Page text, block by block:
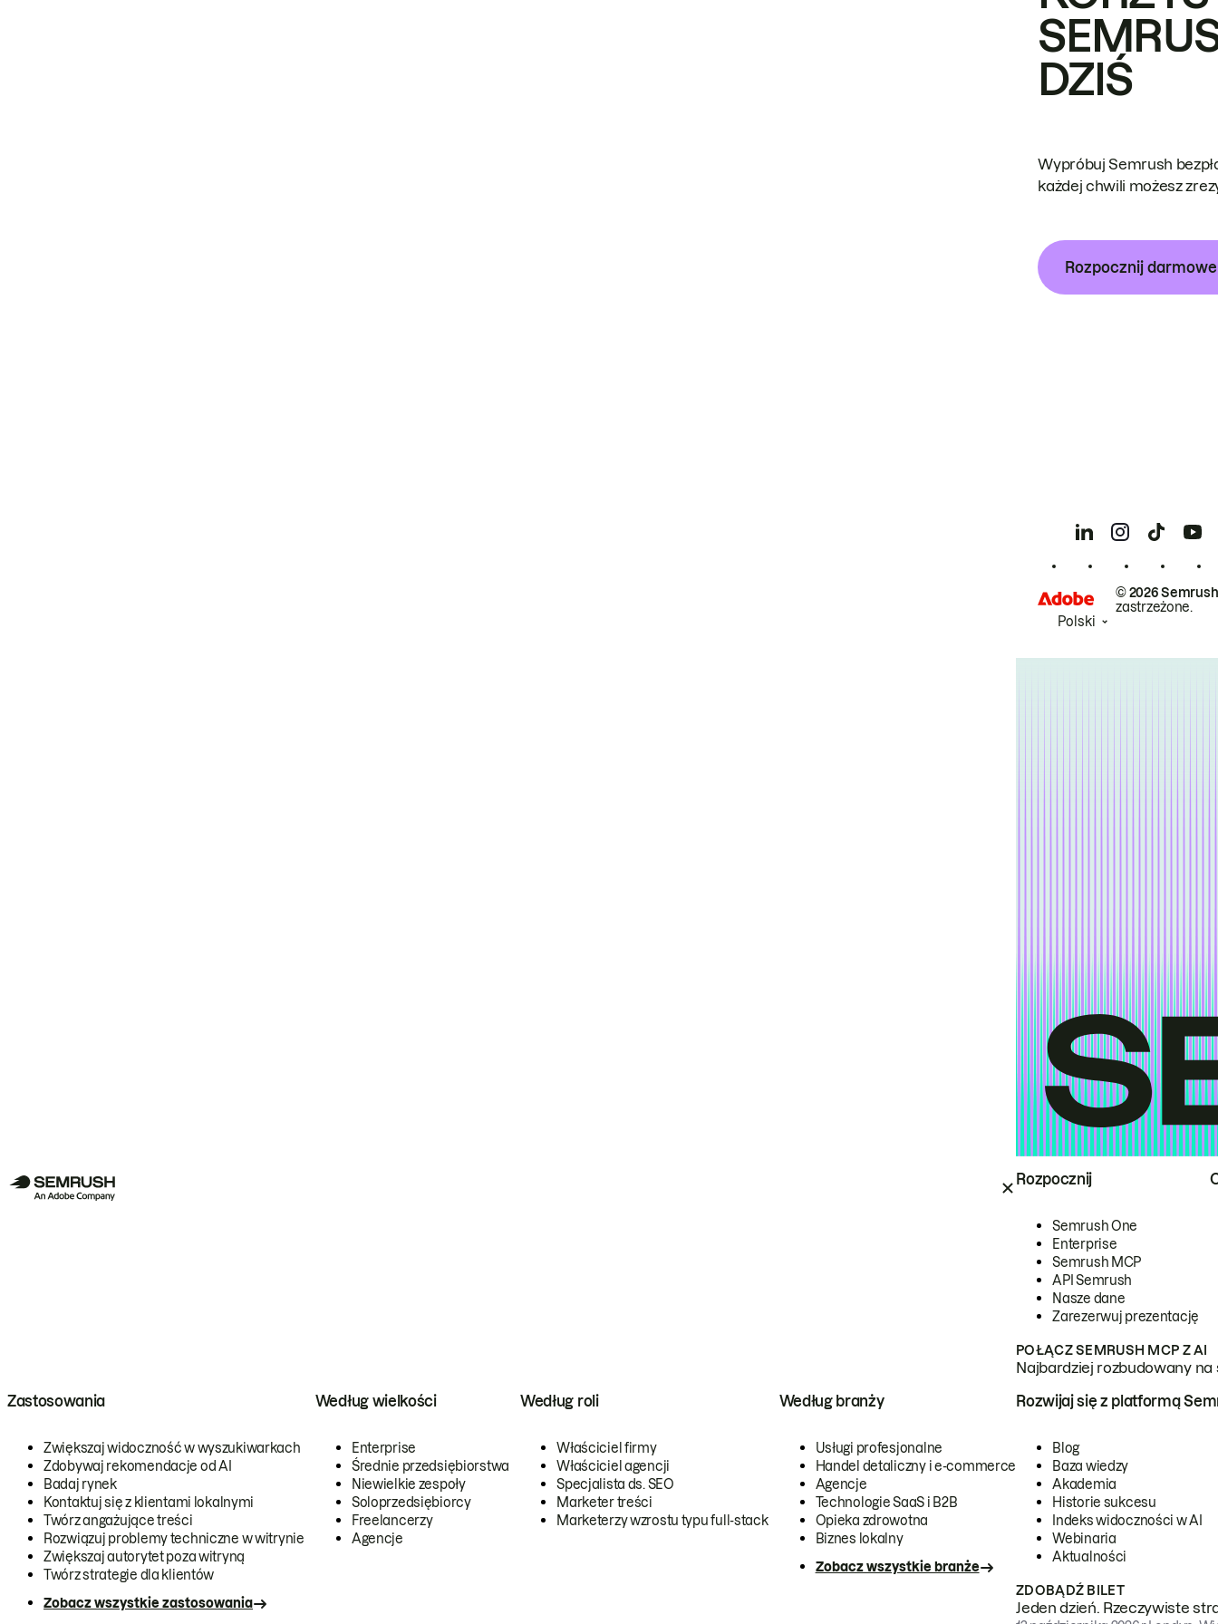
Rozpocznij
Semrush One
Enterprise
Semrush MCP
API Semrush
Nasze dane
Zarezerwuj prezentację
POŁĄCZ SEMRUSH MCP Z AI
Najbardziej rozbudowany
Zastosowania
Zwiększaj widoczność w wyszukiwarkach
Zdobywaj rekomendacje od AI
Badaj rynek
Kontaktuj się z klientami lokalnymi
Twórz angażujące treści
Rozwiązuj problemy techniczne w witrynie
Zwiększaj autorytet poza witryną
Twórz strategie dla klientów
Zobacz wszystkie zastosowania
Według wielkości
Enterprise
Średnie przedsiębiorstwa
Niewielkie zespoły
Soloprzedsiębiorcy
Freelancerzy
Agencje
Według roli
Właściciel firmy
Właściciel agencji
Specjalista ds. SEO
Marketer treści
Marketerzy wzrostu typu full-stack
Według branży
Usługi profesjonalne
Handel detaliczny i e-commerce
Agencje
Technologie SaaS i B2B
Opieka zdrowotna
Biznes lokalny
Zobacz wszystkie branże
Rozwijaj się z platformą
Blog
Baza wiedzy
Akademia
Historie sukcesu
Indeks widoczności w AI
Webinaria
Aktualności
ZDOBĄDŹ BILET
Jeden dzień. Rzeczywiste
DZIŚ
Wypróbuj Semrush
każdej chwili możesz
Rozpocznij
© 2026
zastrzeżone.
Polski